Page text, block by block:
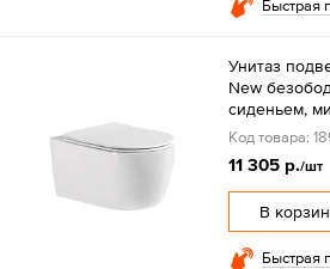
Быстрая
Унитаз
New
сиденьем,
Код товара:
11 305 р./шт
В
Быстрая